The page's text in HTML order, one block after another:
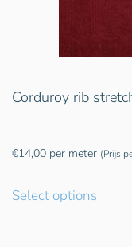
Corduroy rib
€14,00 per meter (Prijs
Select options